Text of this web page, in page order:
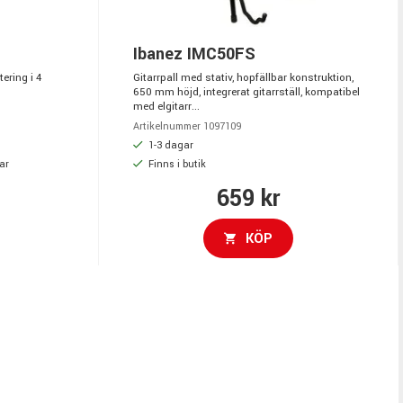
i 4
Ibanez IMC50FS
Gitarrpall med stativ, hopfällbar konstruktion,
650 mm höjd, integrerat gitarrställ, kompatibel
med elgitarr...
Artikelnummer 1097109
1-3 dagar
Finns i butik
659 kr
KÖP